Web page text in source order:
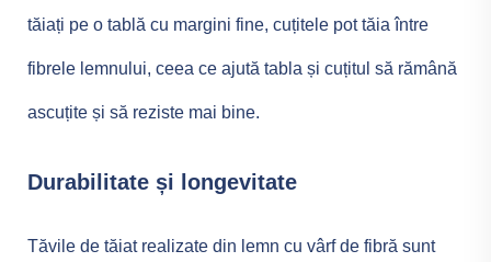
tăiați pe o tablă cu margini fine, cuțitele pot tăia între
fibrele lemnului, ceea ce ajută tabla și cuțitul să rămână
ascuțite și să reziste mai bine.
Durabilitate și longevitate
Tăvile de tăiat realizate din lemn cu vârf de fibră sunt